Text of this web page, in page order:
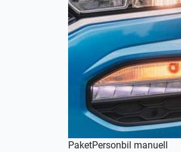
PaketPersonbil manuell